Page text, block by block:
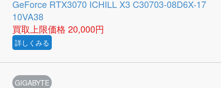
GeForce RTX3070 ICHILL X3 C30703-08D6X-17
10VA38
買取上限価格 20,000円
詳しくみる
GIGABYTE